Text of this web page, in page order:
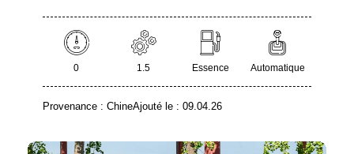
0 1.5 Essence Automatique
Provenance : ChineAjouté le : 09.04.26